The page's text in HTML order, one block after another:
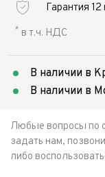
Гарантия
* в т.ч. НДС
В наличии в
В наличии в
Любые вопросы по
задать нам,
либо